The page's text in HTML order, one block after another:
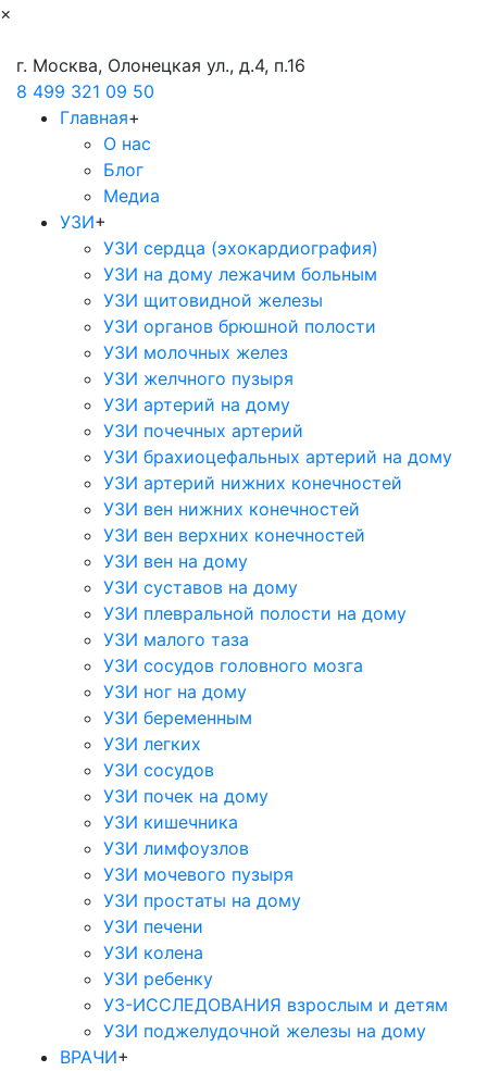
×
г. Москва, Олонецкая ул., д.4, п.16
8 499 321 09 50
Главная+
О нас
Блог
Медиа
УЗИ+
УЗИ сердца (эхокардиография)
УЗИ на дому лежачим больным
УЗИ щитовидной железы
УЗИ органов брюшной полости
УЗИ молочных желез
УЗИ желчного пузыря
УЗИ артерий на дому
УЗИ почечных артерий
УЗИ брахиоцефальных артерий на дому
УЗИ артерий нижних конечностей
УЗИ вен нижних конечностей
УЗИ вен верхних конечностей
УЗИ вен на дому
УЗИ суставов на дому
УЗИ плевральной полости на дому
УЗИ малого таза
УЗИ сосудов головного мозга
УЗИ ног на дому
УЗИ беременным
УЗИ легких
УЗИ сосудов
УЗИ почек на дому
УЗИ кишечника
УЗИ лимфоузлов
УЗИ мочевого пузыря
УЗИ простаты на дому
УЗИ печени
УЗИ колена
УЗИ ребенку
УЗ-ИССЛЕДОВАНИЯ взрослым и детям
УЗИ поджелудочной железы на дому
ВРАЧИ+